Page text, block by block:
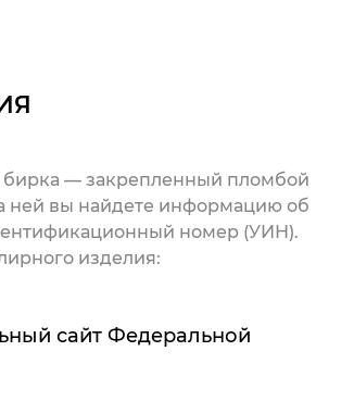
— закрепленный пломбой
ней вы найдете информацию об
номер (УИН).
изделия:
сайт Федеральной